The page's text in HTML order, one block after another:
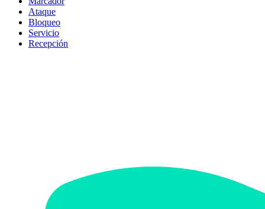
Ataque
Bloqueo
Servicio
Recepción